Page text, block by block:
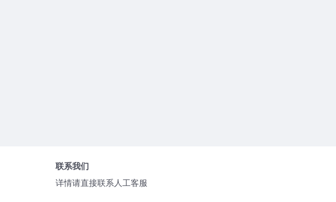
联系我们
详情请直接联系人工客服